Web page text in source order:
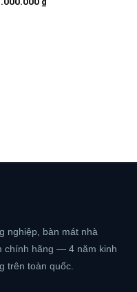
nghiệp, bàn mát nhà
chính hãng — 4 năm kinh
trên toàn quốc.